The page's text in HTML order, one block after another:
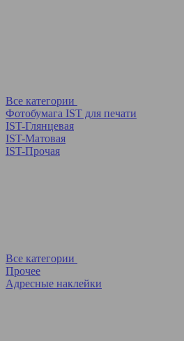
Все категории
Фотобумага IST для печати
IST-Глянцевая
IST-Матовая
IST-Прочая
Все категории
Прочее
Адресные наклейки